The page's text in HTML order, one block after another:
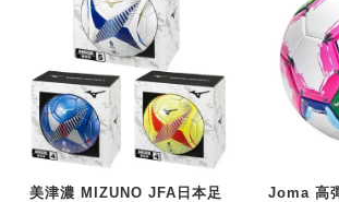
美津濃 MIZUNO JFA日本足
Joma 高